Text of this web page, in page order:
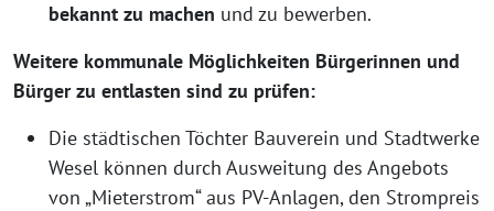
bekannt zu machen und zu bewerben.
Weitere kommunale Möglichkeiten Bürgerinnen und
Bürger zu entlasten sind zu prüfen:
Die städtischen Töchter Bauverein und Stadtwerke
Wesel können durch Ausweitung des Angebots
von „Mieterstrom“ aus PV-Anlagen, den Strompreis